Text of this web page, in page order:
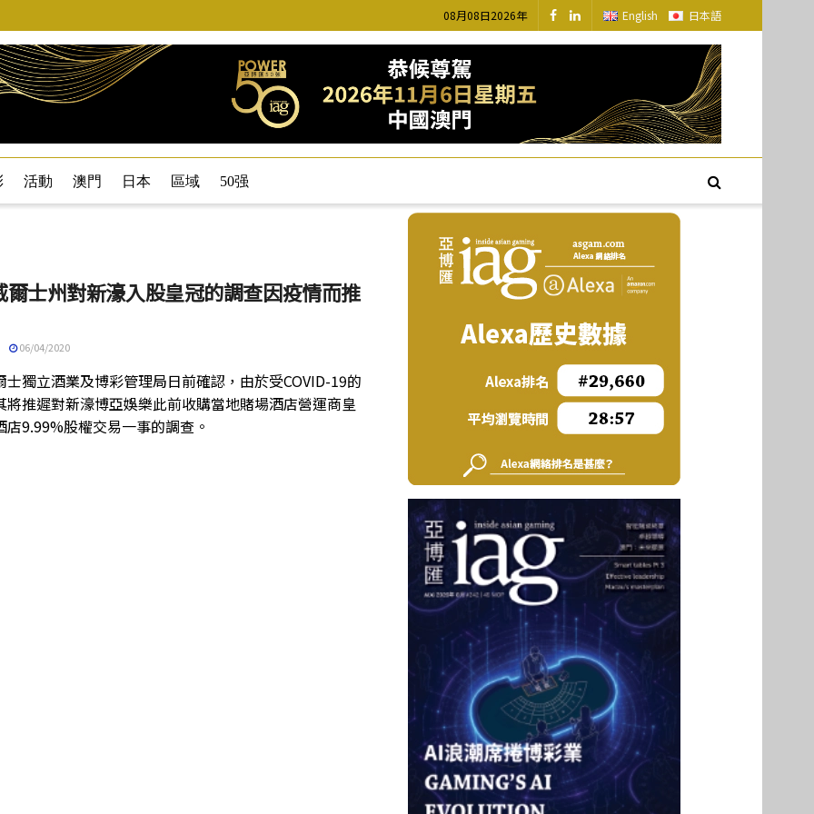
08月08日2026年 English 日本語
活動 澳門 日本 區域 50强
爾士州對新濠入股皇冠的調查因疫情而推
06/04/2020
士獨立酒業及博彩管理局日前確認，由於受COVID-19的
將推遲對新濠博亞娛樂此前收購當地賭場酒店營運商皇
店9.99%股權交易一事的調查。